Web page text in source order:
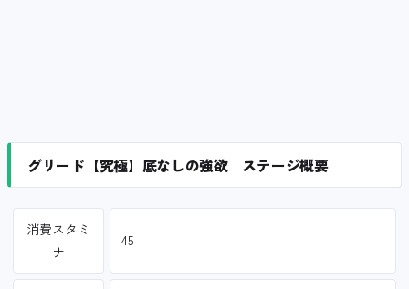
グリード【究極】底なしの強欲 ステージ概要
消費スタミ
ナ
45